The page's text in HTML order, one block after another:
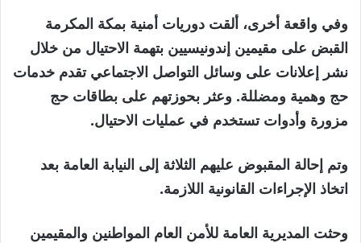
وفي واقعة أخرى، ألقت دوريات أمنية بمكة المكرمة
القبض على مقيمين إندونيسيين بتهمة الاحتيال من خلال
نشر إعلانات على وسائل التواصل الاجتماعي تقدم خدمات
حج وهمية ومضللة. وعثر بحوزتهم على بطاقات حج
مزورة وأدوات تستخدم في عمليات الاحتيال.
وتم إحالة المقبوض عليهم الثلاثة إلى النيابة العامة بعد
اتخاذ الإجراءات القانونية اللازمة.
وحثت المديرية العامة للأمن العام المواطنين والمقيمين